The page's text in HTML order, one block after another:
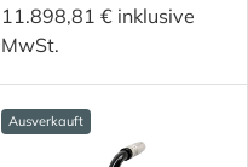
11.898,81 € inklusive
MwSt.
Ausverkauft